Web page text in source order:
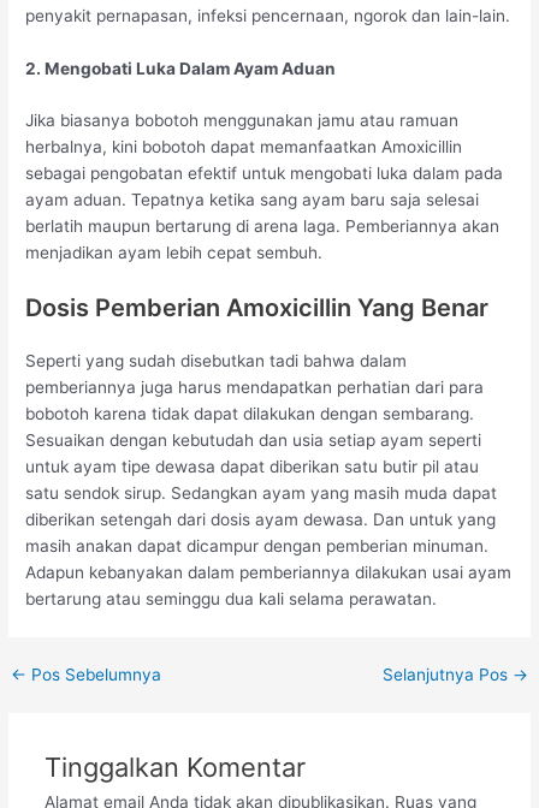
penyakit pernapasan, infeksi pencernaan, ngorok dan lain-lain.
2. Mengobati Luka Dalam Ayam Aduan
Jika biasanya bobotoh menggunakan jamu atau ramuan
herbalnya, kini bobotoh dapat memanfaatkan Amoxicillin
sebagai pengobatan efektif untuk mengobati luka dalam pada
ayam aduan. Tepatnya ketika sang ayam baru saja selesai
berlatih maupun bertarung di arena laga. Pemberiannya akan
menjadikan ayam lebih cepat sembuh.
Dosis Pemberian Amoxicillin Yang Benar
Seperti yang sudah disebutkan tadi bahwa dalam
pemberiannya juga harus mendapatkan perhatian dari para
bobotoh karena tidak dapat dilakukan dengan sembarang.
Sesuaikan dengan kebutudah dan usia setiap ayam seperti
untuk ayam tipe dewasa dapat diberikan satu butir pil atau
satu sendok sirup. Sedangkan ayam yang masih muda dapat
diberikan setengah dari dosis ayam dewasa. Dan untuk yang
masih anakan dapat dicampur dengan pemberian minuman.
Adapun kebanyakan dalam pemberiannya dilakukan usai ayam
bertarung atau seminggu dua kali selama perawatan.
Post
← Pos Sebelumnya Selanjutnya Pos →
Tinggalkan Komentar
Alamat email Anda tidak akan dipublikasikan. Ruas yang